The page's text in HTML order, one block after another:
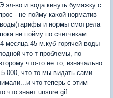
эл-во и вода кинуть бумажку с
- не пойму какой норматив
воды(тарифы и нормы смотрела
не пойму по счетчикам
месяца 45 м.куб горячей воды
что т проблемы, по
что-то не то, изначально
что то мы видать сами
что теперь с этим
что знает unsure.gif